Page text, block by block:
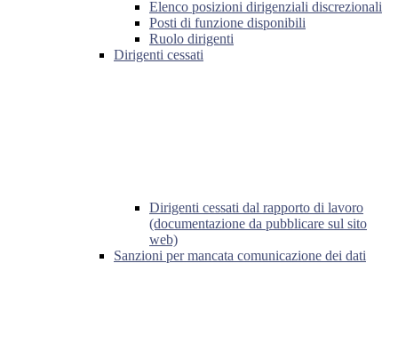
Elenco posizioni dirigenziali discrezionali
Posti di funzione disponibili
Ruolo dirigenti
Dirigenti cessati
Dirigenti cessati dal rapporto di lavoro
(documentazione da pubblicare sul sito
web)
Sanzioni per mancata comunicazione dei dati